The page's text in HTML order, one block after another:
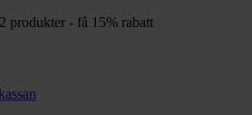
- få 15% rabatt